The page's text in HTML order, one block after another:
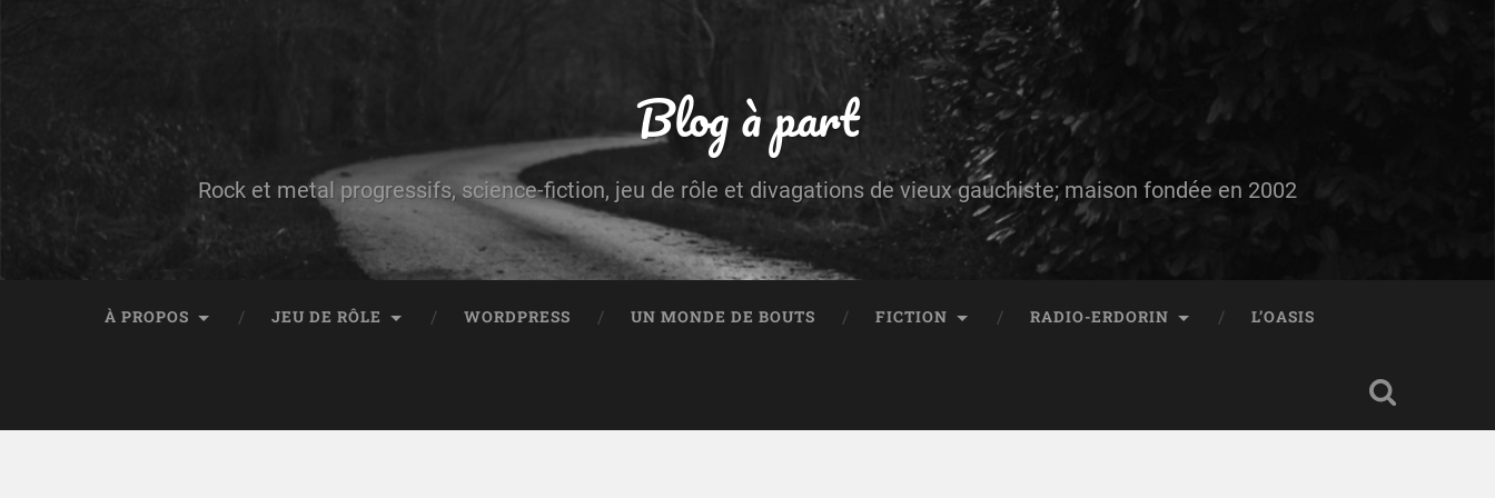
Blog à part
Rock et metal progressifs, science-fiction, jeu de rôle et divagations de vieux gauchiste; maison fondée en 2002
À PROPOS JEU DE RÔLE WORDPRESS UN MONDE DE BOUTS FICTION RADIO-ERDORIN L’OASIS